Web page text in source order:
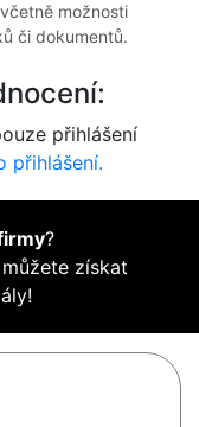
možnosti
či dokumentů.
přihlášení
přihlášení.
?
získat